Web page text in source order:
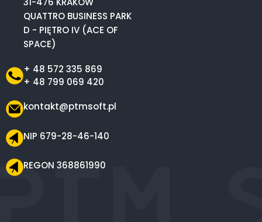
QUATTRO BUSINESS PARK
D - PIĘTRO IV (ACE OF
SPACE)
+ 48 572 335 869
+ 48 799 069 420
kontakt@ptmsoft.pl
NIP 679-28-46-140
REGON 368861990